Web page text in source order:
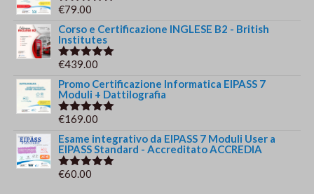
€244.00.€179.00.
Valutato
€79.00
Corso e Certificazione INGLESE B2 - British
Institutes
Valutato
€439.00
Promo Certificazione Informatica EIPASS 7
Moduli + Dattilografia
Valutato
€169.00
Esame integrativo da EIPASS 7 Moduli User a
EIPASS Standard - Accreditato ACCREDIA
Valutato
€60.00